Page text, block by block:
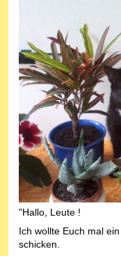
"Hallo, Leute !
Ich wollte Euch mal
schicken.